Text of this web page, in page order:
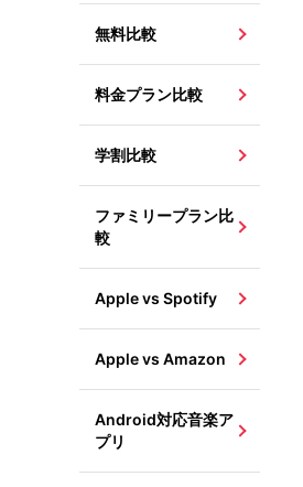
無料比較
料金プラン比較
学割比較
ファミリープラン比
較
Apple vs Spotify
Apple vs Amazon
Android対応音楽ア
プリ